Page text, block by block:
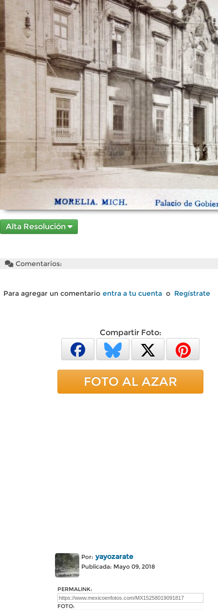
Alta Resolución
Comentarios:
Para agregar un comentario entra a tu cuenta o Regístrate
Compartir Foto:
FOTO AL AZAR
Por: yayozarate
Publicada: Mayo 09, 2018
PERMALINK:
FOTO: